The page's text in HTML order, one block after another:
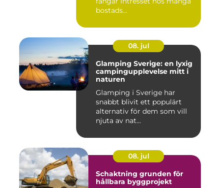
bostads...
08. jul
Glamping Sverige: en lyxig
campingupplevelse mitt i
naturen
Glamping i Sverige har
snabbt blivit ett populärt
alternativ för dem som vill
njuta av nat...
08. jul
Schaktning grunden för
hållbara byggprojekt